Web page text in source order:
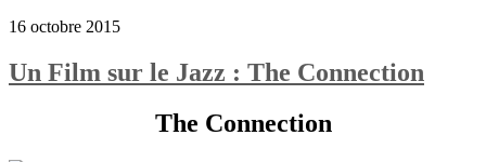
16 octobre 2015
Un Film sur le Jazz : The Connection
The Connection